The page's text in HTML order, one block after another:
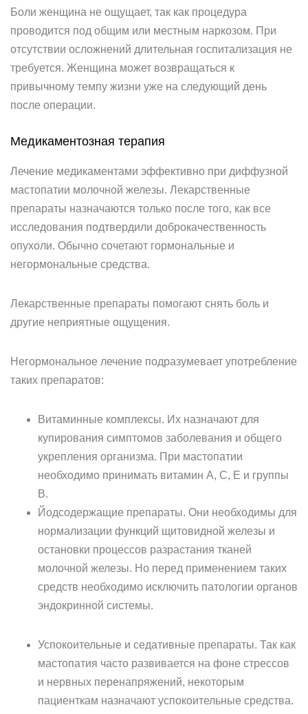
Боли женщина не ощущает, так как процедура
проводится под общим или местным наркозом. При
отсутствии осложнений длительная госпитализация не
требуется. Женщина может возвращаться к
привычному темпу жизни уже на следующий день
после операции.
Медикаментозная терапия
Лечение медикаментами эффективно при диффузной
мастопатии молочной железы. Лекарственные
препараты назначаются только после того, как все
исследования подтвердили доброкачественность
опухоли. Обычно сочетают гормональные и
негормональные средства.
Лекарственные препараты помогают снять боль и
другие неприятные ощущения.
Негормональное лечение подразумевает употребление
таких препаратов:
Витаминные комплексы. Их назначают для
купирования симптомов заболевания и общего
укрепления организма. При мастопатии
необходимо принимать витамин А, С, Е и группы
В.
Йодсодержащие препараты. Они необходимы для
нормализации функций щитовидной железы и
остановки процессов разрастания тканей
молочной железы. Но перед применением таких
средств необходимо исключить патологии органов
эндокринной системы.
Успокоительные и седативные препараты. Так как
мастопатия часто развивается на фоне стрессов
и нервных перенапряжений, некоторым
пациенткам назначают успокоительные средства.